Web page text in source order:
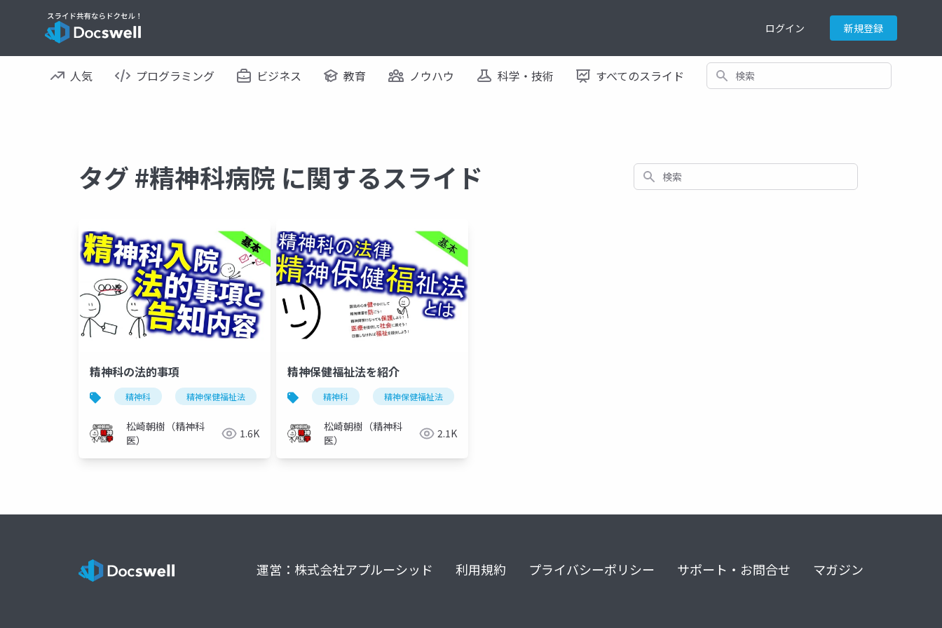
ログイン 新規登録
人気 プログラミング ビジネス 教育 ノウハウ 科学・技術 すべてのスライド 検索
タグ #精神科病院 に関するスライド 検索
精神科の法的事項
精神科 精神保健福祉法 精神病院 精神科病院 精神病棟
松崎朝樹（精神科
医）
1.6K
精神保健福祉法を紹介
精神科 精神保健福祉法
松崎朝樹（精神科
医）
2.1K
運営：株式会社アプルーシッド 利用規約 プライバシーポリシー サポート・お問合せ マガジン